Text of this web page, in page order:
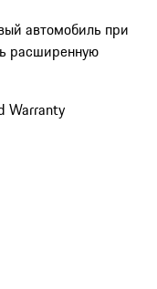
автомобиль при
расширенную
Warranty